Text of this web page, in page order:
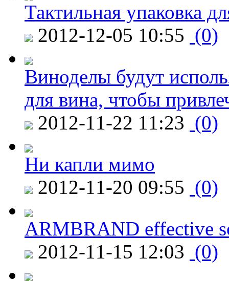
Тактильная упаковка
2012-12-05 10:55 (0)
Виноделы будут
для вина, чтобы
2012-11-22 11:23 (0)
Ни капли мимо
2012-11-20 09:55 (0)
ARMBRAND effective
2012-11-15 12:03 (0)